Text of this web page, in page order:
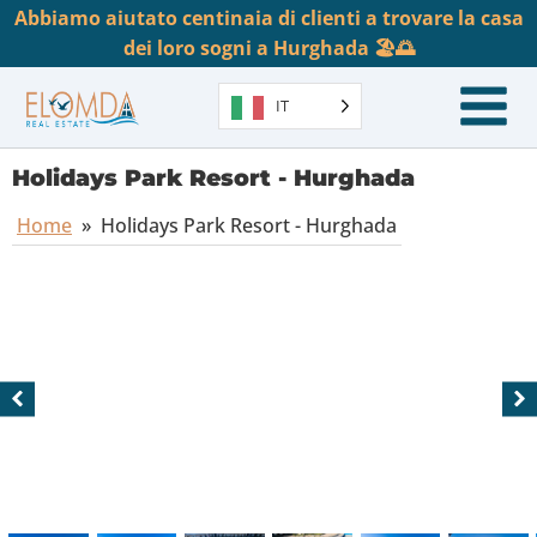
Abbiamo aiutato centinaia di clienti a trovare la casa
dei loro sogni a Hurghada 🏖️🌅
IT
Holidays Park Resort - Hurghada
Home » Holidays Park Resort - Hurghada